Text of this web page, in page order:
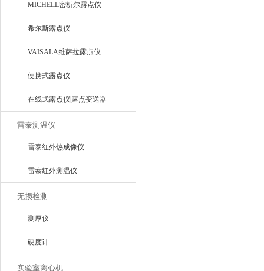
MICHELL密析尔露点仪
希尔斯露点仪
VAISALA维萨拉露点仪
便携式露点仪
在线式露点仪|露点变送器
雷泰测温仪
雷泰红外热成像仪
雷泰红外测温仪
无损检测
测厚仪
硬度计
实验室离心机